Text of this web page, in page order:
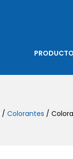
/ Colorantes /